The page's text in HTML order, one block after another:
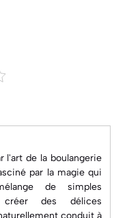
l'art de la boulangerie
par la magie qui
de simples
créer des délices
conduit à